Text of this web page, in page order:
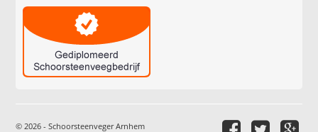
© 2026 - Schoorsteenveger Arnhem